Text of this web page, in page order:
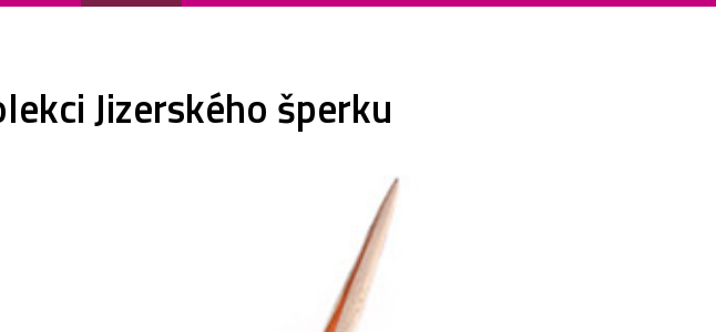
Jizerského šperku